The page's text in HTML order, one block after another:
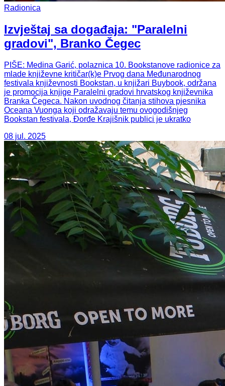
Radionica
Izvještaj sa događaja: "Paralelni
gradovi", Branko Čegec
PIŠE: Medina Garić, polaznica 10. Bookstanove radionice za
mlade književne kritičar(k)e Prvog dana Međunarodnog
festivala književnosti Bookstan, u knjižari Buybook, održana
je promocija knjige Paralelni gradovi hrvatskog književnika
Branka Čegeca. Nakon uvodnog čitanja stihova pjesnika
Oceana Vuonga koji odražavaju temu ovogodišnjeg
Bookstan festivala, Đorđe Krajišnik publici je ukratko
08 jul. 2025